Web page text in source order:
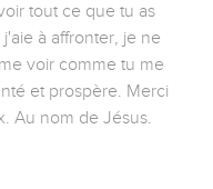
tout ce que tu as
à affronter, je ne
voir comme tu me
et prospère. Merci
Au nom de Jésus.